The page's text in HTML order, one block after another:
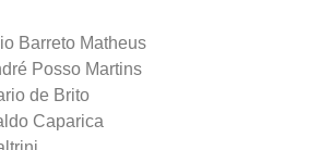
Barreto Matheus
Posso Martins
de Brito
Caparica